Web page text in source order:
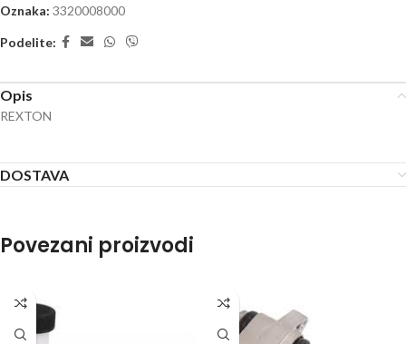
Oznaka: 3320008000
Podelite:
Opis
REXTON
DOSTAVA
Povezani proizvodi